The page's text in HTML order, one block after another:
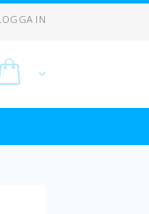
IN
Min kundvagn